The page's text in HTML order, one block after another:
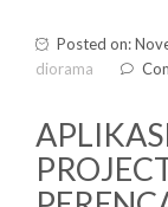
Posted on:
diorama